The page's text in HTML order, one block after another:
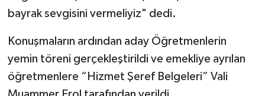
bayrak sevgisini vermeliyiz" dedi.
Konuşmaların ardından aday Öğretmenlerin
yemin töreni gerçekleştirildi ve emekliye ayrılan
öğretmenlere “Hizmet Şeref Belgeleri” Vali